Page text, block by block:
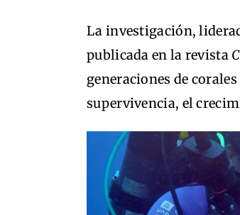
La investigación,
publicada en la revista
generaciones de
supervivencia, el